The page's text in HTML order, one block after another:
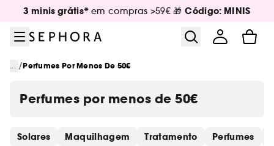
Ir para o menu
Ir para o conteúdo principal
Ir para o rodapé
3 minis grátis* em compras >59€ 🎁Código: MINIS
... /Perfumes Por Menos De 50€
Perfumes por menos de 50€
Saltar os links rápidos
Solares Maquilhagem Tratamento Perfumes